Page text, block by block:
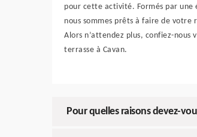
pour cette activité. Formés par une
nous sommes prêts à faire de votre
Alors n’attendez plus, confiez-nous
terrasse à Cavan.
Pour quelles raisons devez-